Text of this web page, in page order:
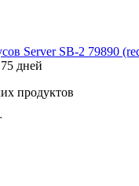
Server SB-2 79890
дней
продуктов